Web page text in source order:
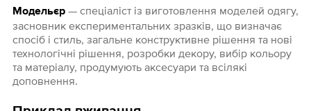
Модельєр— спеціаліст із виготовлення моделей одягу,
засновник експериментальних зразків, що визначає
спосіб і стиль, загальне конструктивне рішення та нові
технологічні рішення, розробки декору, вибір кольору
та матеріалу, продумують аксесуари та всілякі
доповнення.